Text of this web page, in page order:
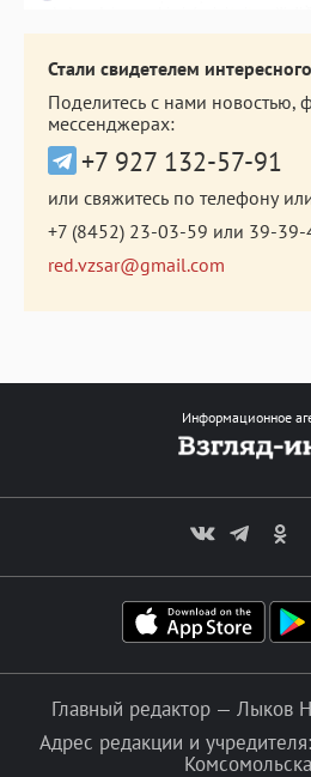
Стали свидетелем
Поделитесь с нами новостью,
мессенджерах:
+7 927 132-57-91
или свяжитесь по телефону
+7 (8452) 23-03-59 или 39-39-
red.vzsar@gmail.com
Информационное
Главный редактор — Лыков
Адрес редакции и